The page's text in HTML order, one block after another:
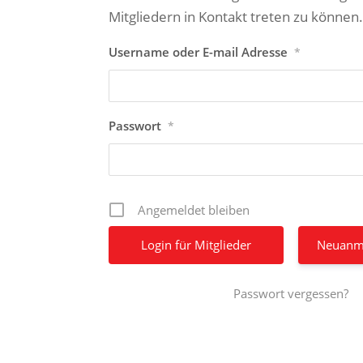
Mitgliedern in Kontakt treten zu können.
Username oder E-mail Adresse *
Passwort *
Angemeldet bleiben
Passwort vergessen?